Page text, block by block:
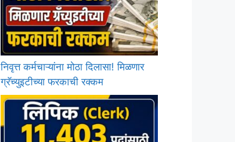
निवृत्त कर्मचाऱ्यांना मोठा दिलासा! मिळणार
ग्रॅच्युइटीच्या फरकाची रक्कम